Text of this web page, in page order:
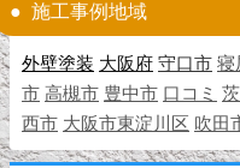
施工事例地域
外壁塗装 大阪府 守口市 寝
市 高槻市 豊中市 口コミ
西市 大阪市東淀川区 吹田